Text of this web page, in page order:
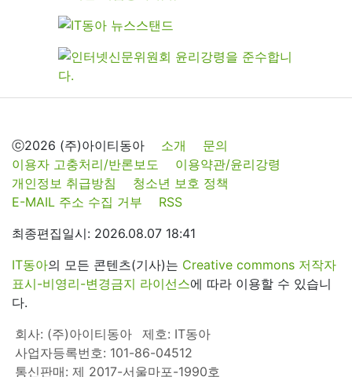
ⓒ2026 (주)아이티동아 소개
문의
이용자 고충처리/반론보도
이용약관/윤리강령
개인정보 취급방침
청소년 보호 정책
E-MAIL 주소 수집 거부
RSS
최종편집일시: 2026.08.07 18:41
IT동아의 모든 콘텐츠(기사)는 Creative commons 저작자
표시-비영리-변경금지 라이선스에 따라 이용할 수 있습니
다.
회사: (주)아이티동아
제호: IT동아
사업자등록번호: 101-86-04512
통신판매: 제 2017-서울마포-1990호